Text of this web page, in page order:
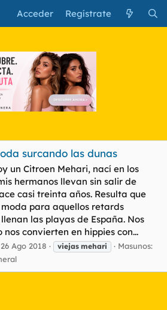
Acceder Regístrate
surcando las dunas
un Citroen Mehari, nací en los
hermanos llevan sin salir de
casi treinta años. Resulta que
para aquellos retards
las playas de España. Nos
nos convierten en hippies con...
26 Ago 2018 viejas mehari
Masunos: